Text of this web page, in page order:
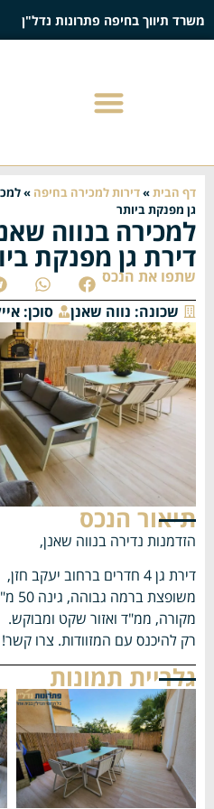
משרד תיווך בחיפה פתרונות נדל"ן
דף הבית»דירות למכירה בחיפה »
גן מפנקת ביותר
למכירה בנווה
דירת גן מפנקת
שתפו את הנכס
שכונה: נווה שאנן סוכן:
תיאור הנכס
הזדמנות נדירה בנווה שאנן,
דירת גן 4 חדרים ברחוב יעקב חזן,
מקורה, ממ"ד ואזור שקט ומבוקש.
רק להיכנס עם המזוודות. צרו קשר!
גלריית תמונות